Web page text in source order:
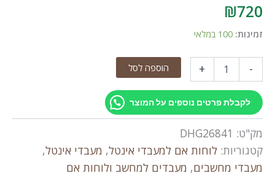
₪720
זמינות: 100 במלאי
-
Core
i5-
2.5GHz
18MB
tray
+ הוספה לסל
לקבלת פרטים נוספים על המוצר
מק"ט: DHG26841
קטגוריות: לוחות אם למעבדי אינטל, מעבדי אינטל,
מעבדי מחשבים, מעבדים למחשב ולוחות אם